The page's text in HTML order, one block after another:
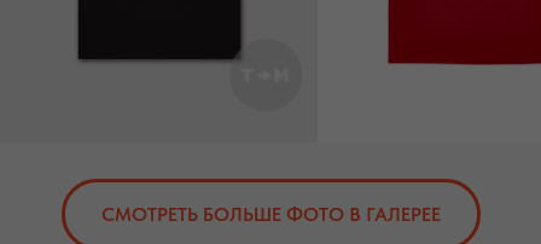
СМОТРЕТЬ БОЛЬШЕ ФОТО В ГАЛЕРЕЕ